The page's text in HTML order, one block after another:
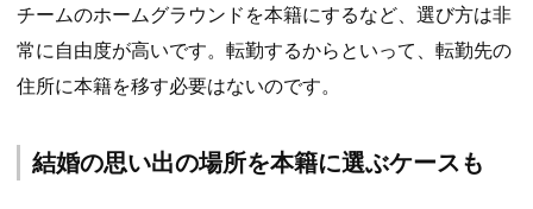
チームのホームグラウンドを本籍にするなど、選び方は非
常に自由度が高いです。転勤するからといって、転勤先の
住所に本籍を移す必要はないのです。
結婚の思い出の場所を本籍に選ぶケースも